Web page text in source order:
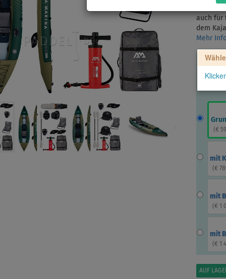
Der
auch für
dem
Mehr
(€
mit
(€
mit
(€ 1
mit
(€ 1
AUF